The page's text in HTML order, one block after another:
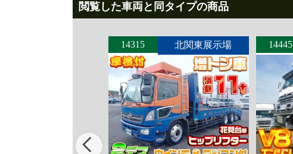
閲覧した車両と同タイプの商品
14315 北関東展示場 14445